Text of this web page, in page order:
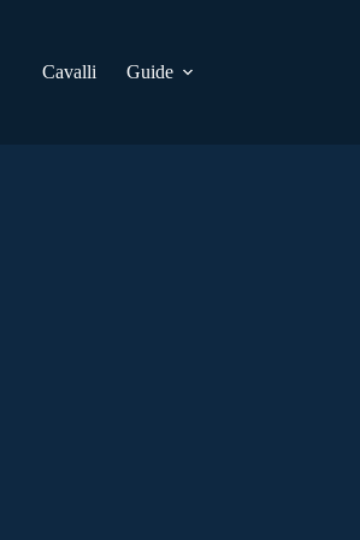
Cavalli Guide